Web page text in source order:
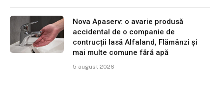
Nova Apaserv: o avarie produsă
accidental de o companie de
contrucții lasă Alfaland, Flămânzi și
mai multe comune fără apă
5 august 2026